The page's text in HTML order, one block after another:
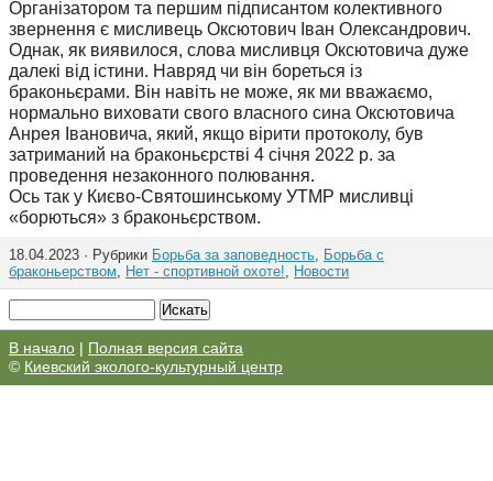
Організатором та першим підписантом колективного
звернення є мисливець Оксютович Іван Олександрович.
Однак, як виявилося, слова мисливця Оксютовича дуже
далекі від істини. Навряд чи він бореться із
браконьєрами. Він навіть не може, як ми вважаємо,
нормально виховати свого власного сина Оксютовича
Анрея Івановича, який, якщо вірити протоколу, був
затриманий на браконьєрстві 4 січня 2022 р. за
проведення незаконного полювання.
Ось так у Києво-Святошинському УТМР мисливці
«борються» з браконьєрством.
18.04.2023 · Рубрики Борьба за заповедность, Борьба с
браконьерством, Нет - спортивной охоте!, Новости
В начало | Полная версия сайта
© Киевский эколого-культурный центр